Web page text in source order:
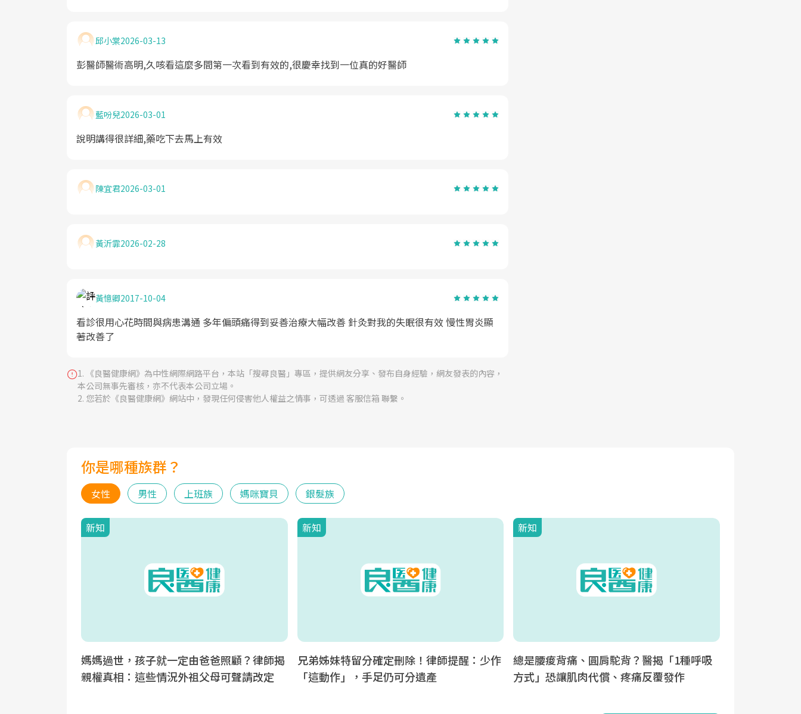
邱小棠2026-03-13
彭醫師醫術高明,久咳看這麼多間第一次看到有效的,很慶幸找到一位真的好醫師
藍吩兒2026-03-01
說明講得很詳細,藥吃下去馬上有效
陳宜君2026-03-01
黃沂霏2026-02-28
黃憶卿2017-10-04
看診很用心花時間與病患溝通 多年偏頭痛得到妥善治療大幅改善 針灸對我的失眠很有效 慢性胃炎顯
著改善了
《良醫健康網》為中性網際網路平台，本站「搜尋良醫」專區，提供網友分享、發布自身經驗，網友發表的內容，
本公司無事先審核，亦不代表本公司立場。
您若於《良醫健康網》網站中，發現任何侵害他人權益之情事，可透過 客服信箱 聯繫。
你是哪種族群？
女性 男性 上班族 媽咪寶貝 銀髮族
新知
媽媽過世，孩子就一定由爸爸照顧？律師揭
親權真相：這些情況外祖父母可聲請改定
新知
兄弟姊妹特留分確定刪除！律師提醒：少作
「這動作」，手足仍可分遺產
新知
總是腰痠背痛、圓肩駝背？醫揭「1種呼吸
方式」恐讓肌肉代償、疼痛反覆發作